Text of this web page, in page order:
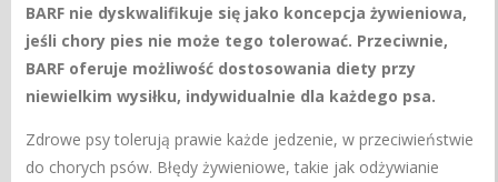
BARF nie dyskwalifikuje się jako koncepcja żywieniowa,
jeśli chory pies nie może tego tolerować. Przeciwnie,
BARF oferuje możliwość dostosowania diety przy
niewielkim wysiłku, indywidualnie dla każdego psa.
Zdrowe psy tolerują prawie każde jedzenie, w przeciwieństwie
do chorych psów. Błędy żywieniowe, takie jak odżywianie